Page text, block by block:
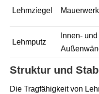
Lehmziegel Mauerwerk
Lehmputz
Innen- und
Struktur und
Die Tragfähigkeit von